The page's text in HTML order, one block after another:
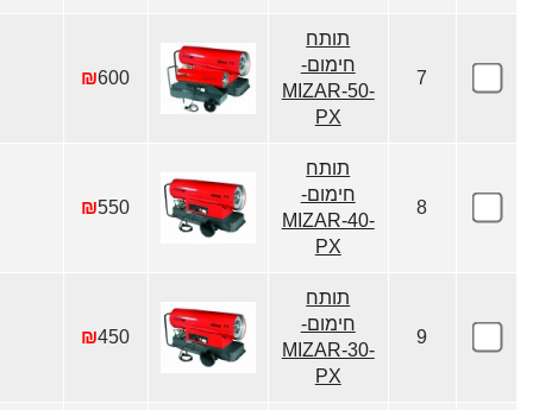
7
תותח
חימום-
MIZAR-50-
PX
₪600
8
תותח
חימום-
MIZAR-40-
PX
₪550
9
תותח
חימום-
MIZAR-30-
PX
₪450